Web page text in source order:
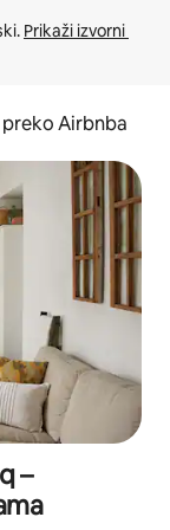
Prikaži izvorni
Airbnba
–